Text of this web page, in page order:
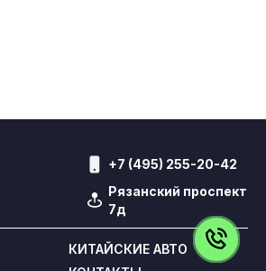
+7 (495) 255-20-42
Рязанский проспект
7д
КИТАЙСКИЕ АВТО